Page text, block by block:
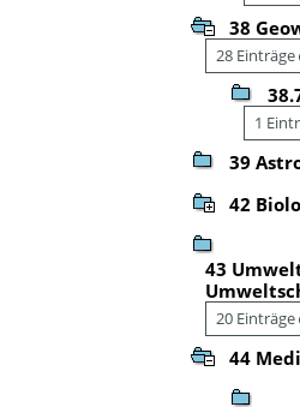
38
28 Einträge
1
39
42
43
20 Einträge
44